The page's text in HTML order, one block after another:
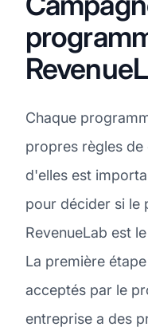
Chaque
propres règles de
d'elles est
pour décider si le
RevenueLab est
La première
acceptés par le
entreprise a des